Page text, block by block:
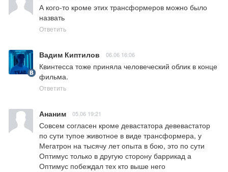
А кого-то кроме этих трансформеров можно было
назвать
Ответить
Вадим Киптилов 06.06 16:06
Квинтесса тоже приняла человеческий облик в конце
фильма.
Ответить
Ананим 05.06 19:21
Совсем согласен кроме девастатора девевастатор
по сути тупое животное в виде трансформера, у
Мегатрон на тысячу лет опыта в бою, это по сути
Оптимус только в другую сторону баррикад а
Оптимус побеждал тех кто выше него